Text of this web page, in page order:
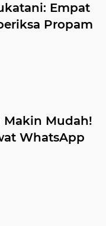
Empat
Propam
Mudah!
WhatsApp